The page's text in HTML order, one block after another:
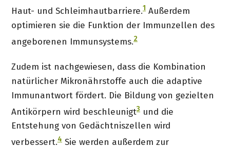
Haut- und Schleimhautbarriere.1Außerdem
optimieren sie die Funktion der Immunzellen des
angeborenen Immunsystems.2
Zudem ist nachgewiesen, dass die Kombination
natürlicher Mikronährstoffe auch die adaptive
Immunantwort fördert. Die Bildung von gezielten
Antikörpern wird beschleunigt3und die
Entstehung von Gedächtniszellen wird
verbessert.4Sie werden außerdem zur